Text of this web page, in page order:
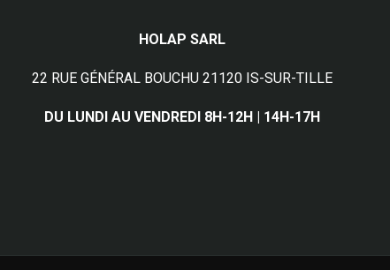
HOLAP SARL
22 RUE GÉNÉRAL BOUCHU 21120 IS-SUR-TILLE
DU LUNDI AU VENDREDI 8H-12H | 14H-17H